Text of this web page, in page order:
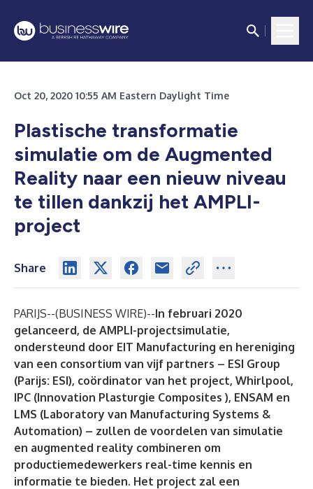
Oct 20, 2020 10:55 AM Eastern Daylight Time
Plastische transformatie
simulatie om de Augmented
Reality naar een nieuw niveau
te tillen dankzij het AMPLI-
project
Share
PARIJS--(BUSINESS WIRE)--In februari 2020
gelanceerd, de AMPLI-projectsimulatie,
ondersteund door EIT Manufacturing en hereniging
van een consortium van vijf partners – ESI Group
(Parijs: ESI), coördinator van het project, Whirlpool,
IPC (Innovation Plasturgie Composites ), ENSAM en
LMS (Laboratory van Manufacturing Systems &
Automation) – zullen de voordelen van simulatie
en augmented reality combineren om
productiemedewerkers real-time kennis en
informatie te bieden. Het project zal een